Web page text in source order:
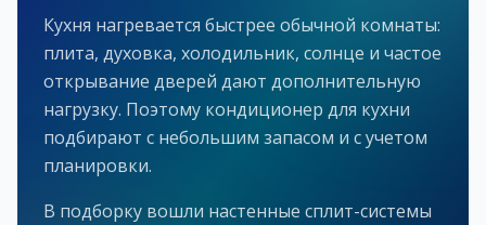
Кухня нагревается быстрее обычной комнаты:
плита, духовка, холодильник, солнце и частое
открывание дверей дают дополнительную
нагрузку. Поэтому кондиционер для кухни
подбирают с небольшим запасом и с учетом
планировки.
В подборку вошли настенные сплит-системы